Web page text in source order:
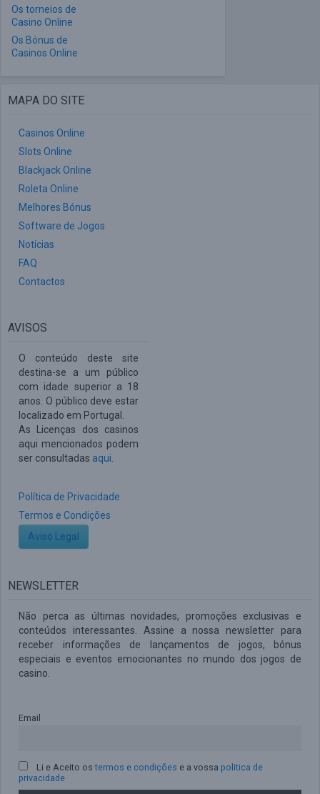
Os torneios de
Casino Online
Os Bónus de
Casinos Online
MAPA DO SITE
Casinos Online
Slots Online
Blackjack Online
Roleta Online
Melhores Bónus
Software de Jogos
Notícias
FAQ
Contactos
AVISOS
O conteúdo deste site
destina-se a um público
com idade superior a 18
anos. O público deve estar
localizado em Portugal.
As Licenças dos casinos
aqui mencionados podem
ser consultadas aqui
Política de Privacidade
Termos e Condições
Aviso Legal
NEWSLETTER
Não perca as últimas novidades, promoções exclusivas e
conteúdos interessantes. Assine a nossa newsletter para
receber informações de lançamentos de jogos, bónus
especiais e eventos emocionantes no mundo dos jogos de
casino.
Email
Li e Aceito ostermos e condições e a vossa politica de
privacidade